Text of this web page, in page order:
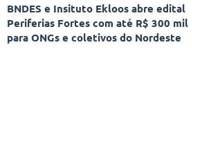
BNDES e Insituto Ekloos abre edital
Periferias Fortes com até R$ 300 mil
para ONGs e coletivos do Nordeste